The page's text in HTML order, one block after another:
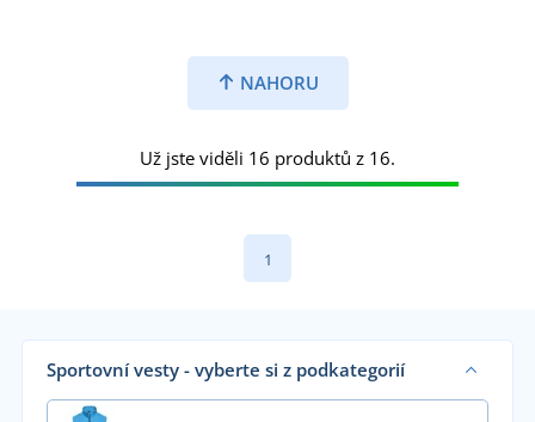
NAHORU
Už jste viděli 16 produktů z 16.
1
Sportovní vesty - vyberte si z podkategorií